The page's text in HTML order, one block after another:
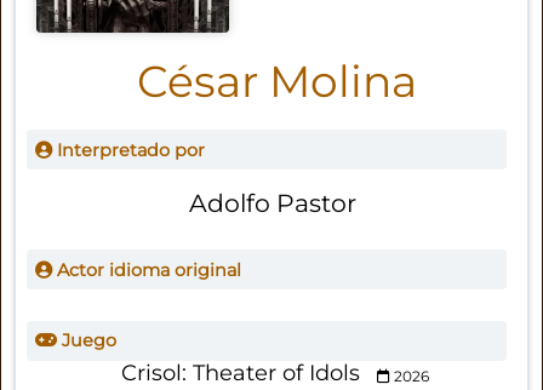
César Molina
Interpretado por
Adolfo Pastor
Actor idioma original
Juego
Crisol: Theater of Idols 2026